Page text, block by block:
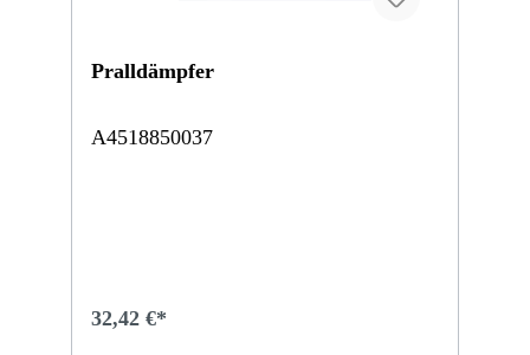
Pralldämpfer
A4518850037
32,42 €*